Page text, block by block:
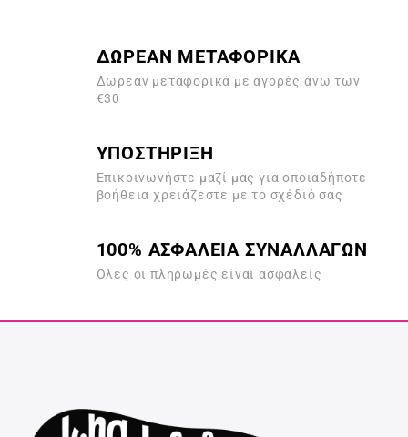
ΔΩΡΕΑΝ ΜΕΤΑΦΟΡΙΚΑ
Δωρεάν μεταφορικά με αγορές άνω των
€30
ΥΠΟΣΤΗΡΙΞΗ
Επικοινωνήστε μαζί μας για οποιαδήποτε
βοήθεια χρειάζεστε με το σχέδιό σας
100% ΑΣΦΑΛΕΙΑ ΣΥΝΑΛΛΑΓΩΝ
Όλες οι πληρωμές είναι ασφαλείς